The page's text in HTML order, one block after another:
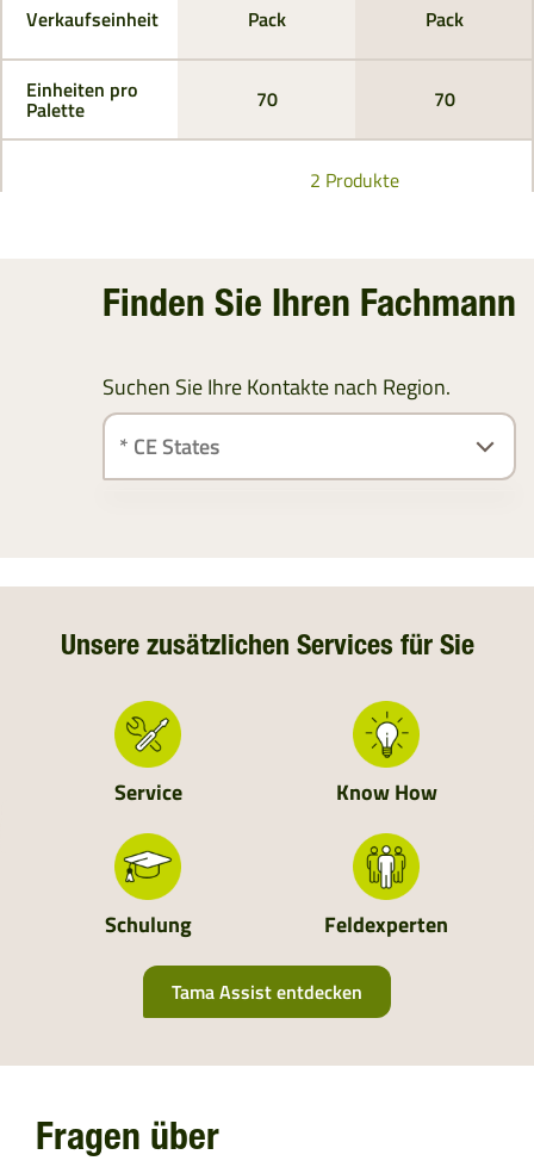
Verkaufseinheit
Einheiten pro
Palette
Pack Pack
70 70
2 Produkte
Finden Sie Ihren Fachmann
Suchen Sie Ihre Kontakte nach Region.
SÜDDEUTSCHLAND
DEUTSCHLAND
NIEDERLANDE
SCHWEIZ
MOLDAVIEN
UKRAINE
ALBANIEN
BOSNIEN UND HERZEGOWINA
KROATIEN
Unsere zusätzlichen Services für Sie
Service Know How
Schulung Feldexperten
Tama Assist entdecken
Fragen über